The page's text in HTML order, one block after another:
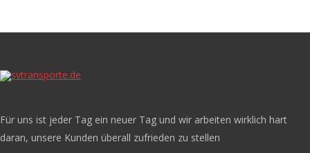
Für uns ist jeder Tag ein neuer Tag und wir arbeiten wirklich hart
daran, unsere Kunden überall zufrieden zu stellen